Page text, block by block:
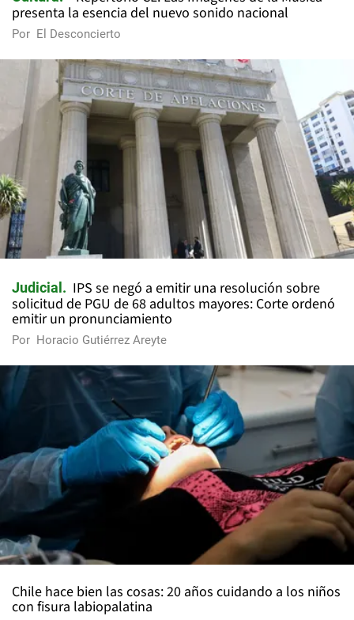
presenta la esencia del nuevo sonido nacional
Por El Desconcierto
Judicial
IPS se negó a emitir una resolución sobre
solicitud de PGU de 68 adultos mayores: Corte ordenó
emitir un pronunciamiento
Por Horacio Gutiérrez Areyte
Chile hace bien las cosas: 20 años cuidando a los niños
con fisura labiopalatina